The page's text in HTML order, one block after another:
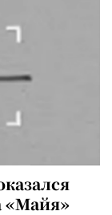
«Майя»